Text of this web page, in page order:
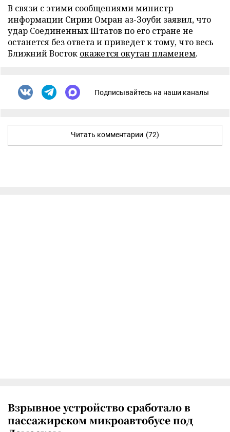
В связи с этими сообщениями министр
информации Сирии Омран аз-Зоуби заявил, что
удар Соединенных Штатов по его стране не
останется без ответа и приведет к тому, что весь
Ближний Восток окажется окутан пламенем.
Подписывайтесь на наши каналы
Читать комментарии (72)
Взрывное устройство сработало в
пассажирском микроавтобусе под